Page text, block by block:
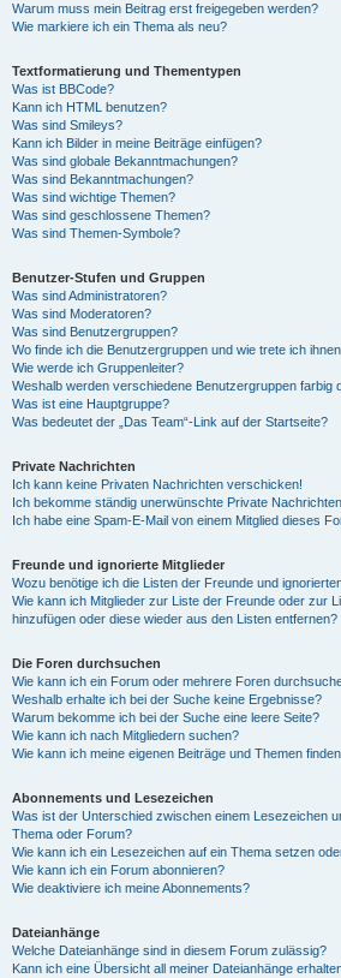
Warum muss mein Beitrag erst freigegeben werden?
Wie markiere ich ein Thema als neu?
Textformatierung und Thementypen
Was ist BBCode?
Kann ich HTML benutzen?
Was sind Smileys?
Kann ich Bilder in meine Beiträge einfügen?
Was sind globale Bekanntmachungen?
Was sind Bekanntmachungen?
Was sind wichtige Themen?
Was sind geschlossene Themen?
Was sind Themen-Symbole?
Benutzer-Stufen und Gruppen
Was sind Administratoren?
Was sind Moderatoren?
Was sind Benutzergruppen?
Wo finde ich die Benutzergruppen und wie trete ich
Wie werde ich Gruppenleiter?
Weshalb werden verschiedene Benutzergruppen farbig
Was ist eine Hauptgruppe?
Was bedeutet der „Das Team“-Link auf der Startseite?
Private Nachrichten
Ich kann keine Privaten Nachrichten verschicken!
Ich bekomme ständig unerwünschte Private
Ich habe eine Spam-E-Mail von einem Mitglied dieses
Freunde und ignorierte Mitglieder
Wozu benötige ich die Listen der Freunde und
Wie kann ich Mitglieder zur Liste der Freunde oder zur
hinzufügen oder diese wieder aus den Listen entfernen?
Die Foren durchsuchen
Wie kann ich ein Forum oder mehrere Foren
Weshalb erhalte ich bei der Suche keine Ergebnisse?
Warum bekomme ich bei der Suche eine leere Seite?
Wie kann ich nach Mitgliedern suchen?
Wie kann ich meine eigenen Beiträge und Themen
Abonnements und Lesezeichen
Was ist der Unterschied zwischen einem Lesezeichen
Thema oder Forum?
Wie kann ich ein Lesezeichen auf ein Thema setzen
Wie kann ich ein Forum abonnieren?
Wie deaktiviere ich meine Abonnements?
Dateianhänge
Welche Dateianhänge sind in diesem Forum zulässig?
Kann ich eine Übersicht all meiner Dateianhänge